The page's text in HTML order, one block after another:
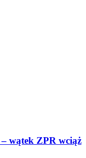
wątek ZPR wciąż